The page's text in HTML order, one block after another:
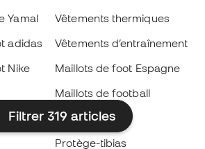
Filtrer 319 articles
Yamal
adidas
Nike
pour
Vêtements thermiques
Vêtements d’entraînement
Maillots de foot Espagne
Maillots de football
Imperméables
Protège-tibias